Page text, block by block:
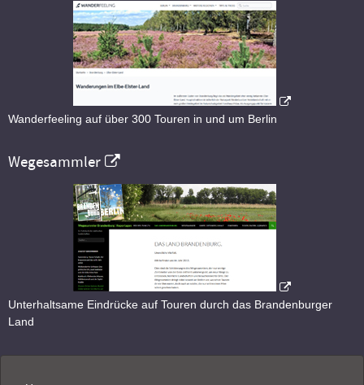
Wanderfeeling auf über 300 Touren in und um Berlin
Wegesammler
Unterhaltsame Eindrücke auf Touren durch das Brandenburger
Land